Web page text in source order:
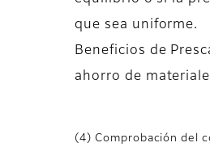
que sea uniforme.
Beneficios de
ahorro de
(4) Comprobación del